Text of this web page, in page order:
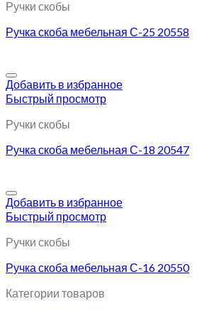
Ручки скобы
Ручка скоба мебельная С-25 20558
Добавить в избранное
Быстрый просмотр
Ручки скобы
Ручка скоба мебельная С-18 20547
Добавить в избранное
Быстрый просмотр
Ручки скобы
Ручка скоба мебельная С-16 20550
Категории товаров